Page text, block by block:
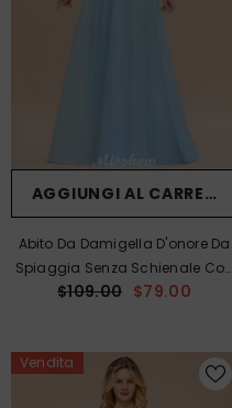
AGGIUNGI AL CARRELLO
Abito Da Damigella D'onore Da
Spiaggia Senza Schienale Con
Scollo All'americana, Abito Da
$109.00 $79.00
Vendita